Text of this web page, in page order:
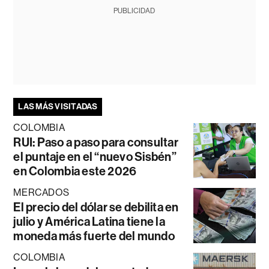
PUBLICIDAD
LAS MÁS VISITADAS
COLOMBIA
RUI: Paso a paso para consultar
el puntaje en el “nuevo Sisbén”
en Colombia este 2026
MERCADOS
El precio del dólar se debilita en
julio y América Latina tiene la
moneda más fuerte del mundo
COLOMBIA